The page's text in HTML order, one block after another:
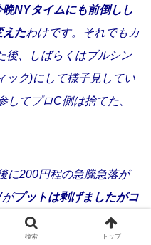
晩NYタイムにも前倒しし
えたわけです。それでもカ
後、しばらくはブルシン
ック)にして様子見してい
してプロC側は捨てた、
に200円程の急騰急落が
がプットは剥げましたがコ
ロCは損切りで返してしま
ャッチャー)シミュレー
検索 トップ